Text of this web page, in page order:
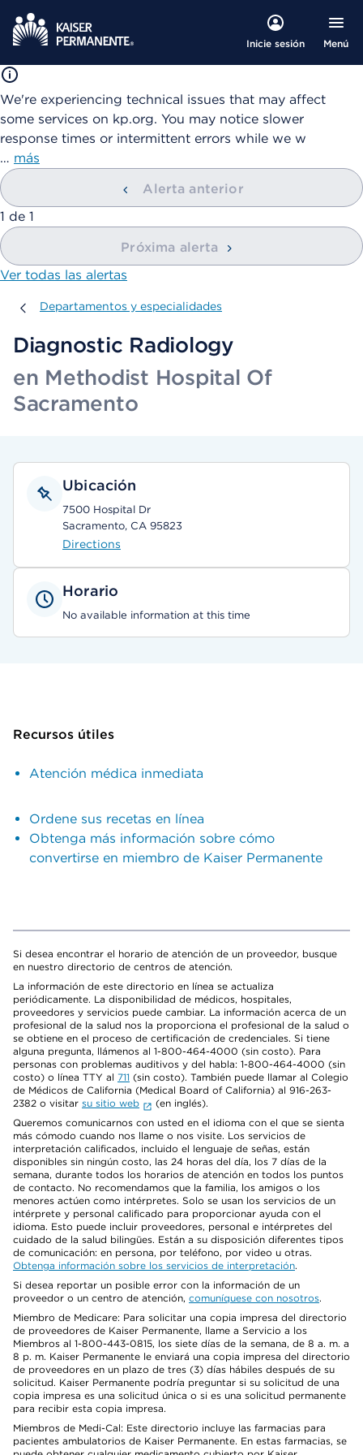
Inicie sesión Menú
We're experiencing technical issues that may affect
some services on kp.org. You may notice slower
response times or intermittent errors while we w
… más
Alerta anterior
mostrando
1 de 1
Próxima alerta
Ver todas las alertas
Departamentos y especialidades
Departamentos y especialidades
Diagnostic Radiology
en Methodist Hospital Of
Sacramento
Ubicación
7500 Hospital Dr
Sacramento, CA 95823
Directions
Horario
No available information at this time
Recursos útiles
Atención médica inmediata
Ordene sus recetas en línea
Obtenga más información sobre cómo
convertirse en miembro de Kaiser Permanente
Si desea encontrar el horario de atención de un proveedor, busque
en nuestro directorio de centros de atención.
La información de este directorio en línea se actualiza
periódicamente. La disponibilidad de médicos, hospitales,
proveedores y servicios puede cambiar. La información acerca de un
profesional de la salud nos la proporciona el profesional de la salud o
se obtiene en el proceso de certificación de credenciales. Si tiene
alguna pregunta, llámenos al 1-800-464-4000 (sin costo). Para
personas con problemas auditivos y del habla: 1-800-464-4000 (sin
costo) o línea TTY al 711 (sin costo). También puede llamar al Colegio
de Médicos de California (Medical Board of California) al 916-263-
2382 o visitar su sitio web
(en inglés).
Queremos comunicarnos con usted en el idioma con el que se sienta
más cómodo cuando nos llame o nos visite. Los servicios de
interpretación calificados, incluido el lenguaje de señas, están
disponibles sin ningún costo, las 24 horas del día, los 7 días de la
semana, durante todos los horarios de atención en todos los puntos
de contacto. No recomendamos que la familia, los amigos o los
menores actúen como intérpretes. Solo se usan los servicios de un
intérprete y personal calificado para proporcionar ayuda con el
idioma. Esto puede incluir proveedores, personal e intérpretes del
cuidado de la salud bilingües. Están a su disposición diferentes tipos
de comunicación: en persona, por teléfono, por video u otras.
Obtenga información sobre los servicios de interpretación.
Si desea reportar un posible error con la información de un
proveedor o un centro de atención, comuníquese con nosotros.
Miembro de Medicare: Para solicitar una copia impresa del directorio
de proveedores de Kaiser Permanente, llame a Servicio a los
Miembros al 1-800-443-0815, los siete días de la semana, de 8 a. m. a
8 p. m. Kaiser Permanente le enviará una copia impresa del directorio
de proveedores en un plazo de tres (3) días hábiles después de su
solicitud. Kaiser Permanente podría preguntar si su solicitud de una
copia impresa es una solicitud única o si es una solicitud permanente
para recibir esta copia impresa.
Miembros de Medi-Cal: Este directorio incluye las farmacias para
pacientes ambulatorios de Kaiser Permanente. En estas farmacias, se